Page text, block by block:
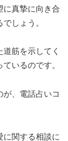
に真摯に向き合
しょう。
筋を示してく
いるのです。
、電話占いコ
に関する相談に